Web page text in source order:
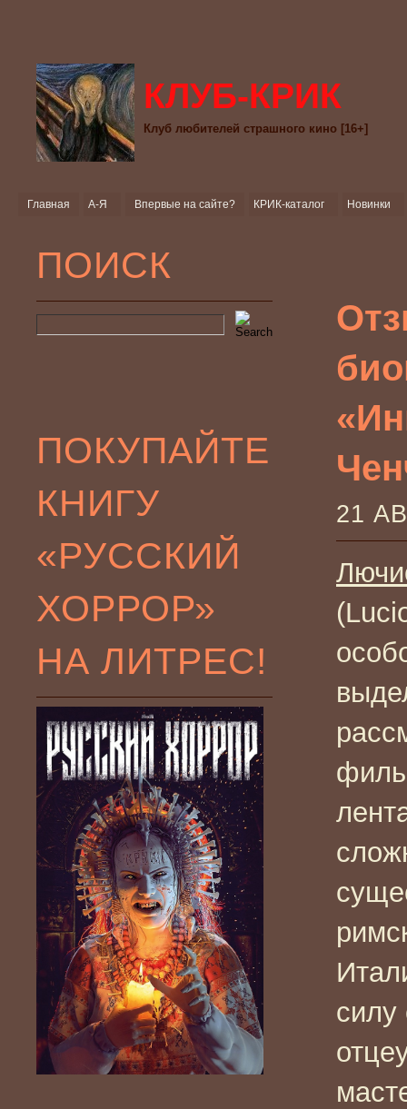
КЛУБ-КРИК
Клуб любителей страшного кино [16+]
Главная А-Я Впервые на сайте? КРИК-каталог Новинки
ПОИСК
ПОКУПАЙТЕ
КНИГУ
«РУССКИЙ
ХОРРОР»
НА ЛИТРЕС!
21
силу